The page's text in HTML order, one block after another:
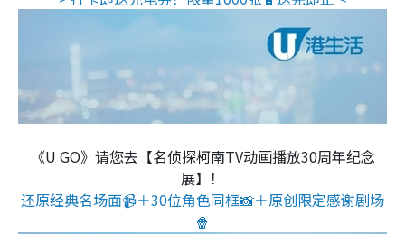
《U GO》请您去【名侦探柯南TV动画播放30周年纪念
展】！
还原经典名场面📹＋30位角色同框📸＋原创限定感谢剧场
🍿